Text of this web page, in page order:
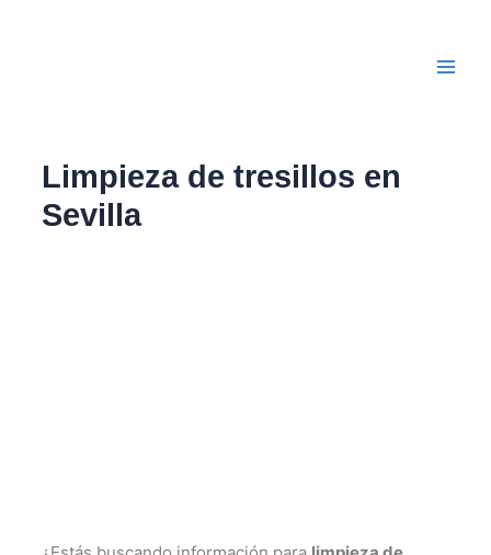
Limpieza de tresillos en
Sevilla